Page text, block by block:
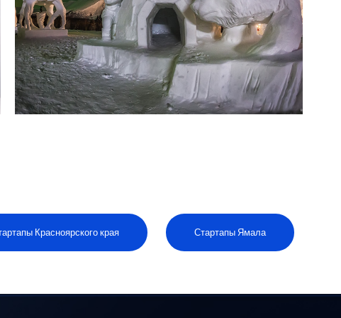
Красноярского края Стартапы Ямала